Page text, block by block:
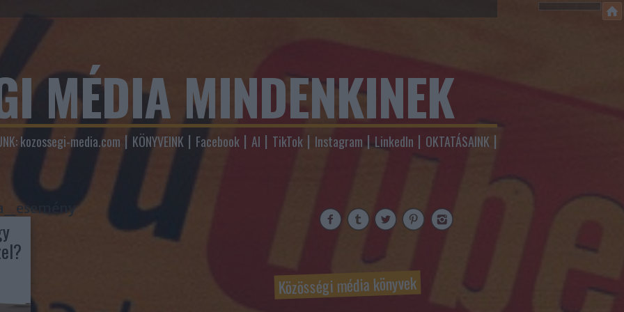
MÉDIA MINDENKINEK
kozossegi-media.com KÖNYVEINK Facebook AI TikTok Instagram LinkedIn OKTATÁSAINK
Közösségi média könyvek